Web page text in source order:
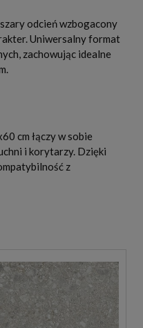
odcień wzbogacony
Uniwersalny format
zachowując idealne
cm łączy w sobie
i korytarzy. Dzięki
z